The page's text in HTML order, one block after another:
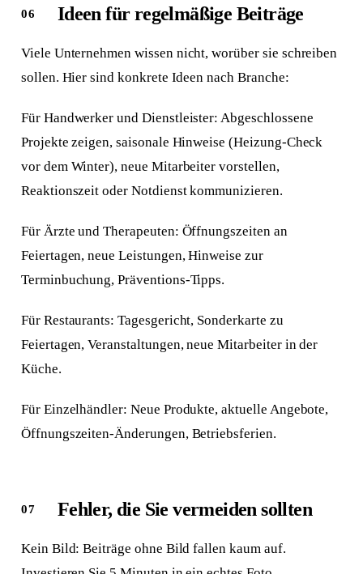
Ideen für regelmäßige Beiträge
Viele Unternehmen wissen nicht, worüber sie schreiben
sollen. Hier sind konkrete Ideen nach Branche:
Für Handwerker und Dienstleister: Abgeschlossene
Projekte zeigen, saisonale Hinweise (Heizung-Check
vor dem Winter), neue Mitarbeiter vorstellen,
Reaktionszeit oder Notdienst kommunizieren.
Für Ärzte und Therapeuten: Öffnungszeiten an
Feiertagen, neue Leistungen, Hinweise zur
Terminbuchung, Präventions-Tipps.
Für Restaurants: Tagesgericht, Sonderkarte zu
Feiertagen, Veranstaltungen, neue Mitarbeiter in der
Küche.
Für Einzelhändler: Neue Produkte, aktuelle Angebote,
Öffnungszeiten-Änderungen, Betriebsferien.
Fehler, die Sie vermeiden sollten
Kein Bild: Beiträge ohne Bild fallen kaum auf.